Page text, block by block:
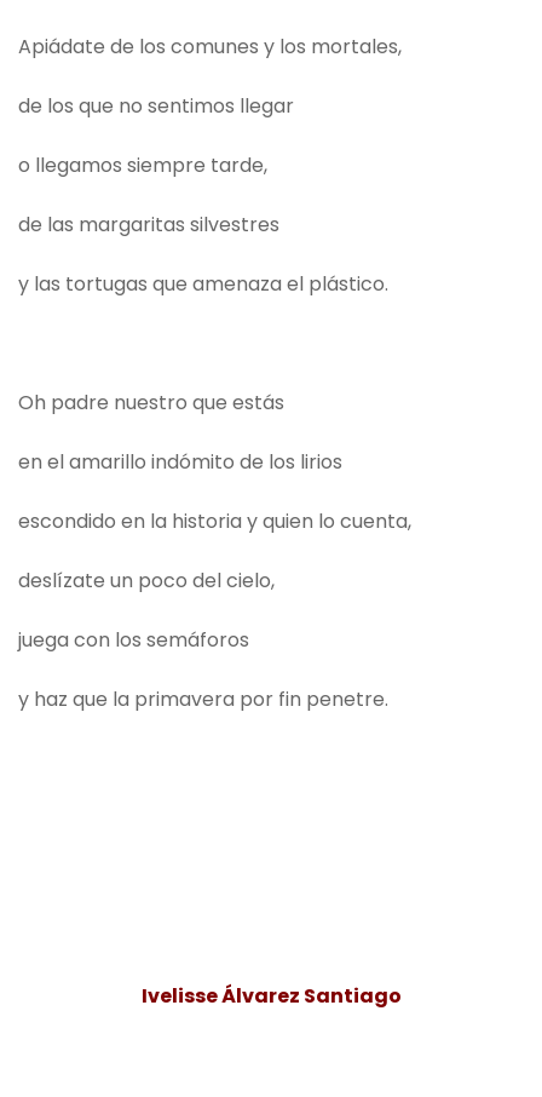
Apiádate de los comunes y los mortales,
de los que no sentimos llegar
o llegamos siempre tarde,
de las margaritas silvestres
y las tortugas que amenaza el plástico.
Oh padre nuestro que estás
en el amarillo indómito de los lirios
escondido en la historia y quien lo cuenta,
deslízate un poco del cielo,
juega con los semáforos
y haz que la primavera por fin penetre.
Ivelisse Álvarez Santiago